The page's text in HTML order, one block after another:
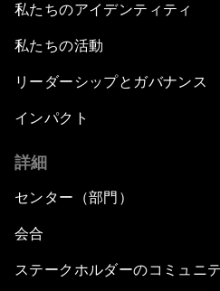
私たちのアイデンティティ
私たちの活動
リーダーシップとガバナンス
インパクト
詳細
センター（部門）
会合
ステークホルダーのコミュニ